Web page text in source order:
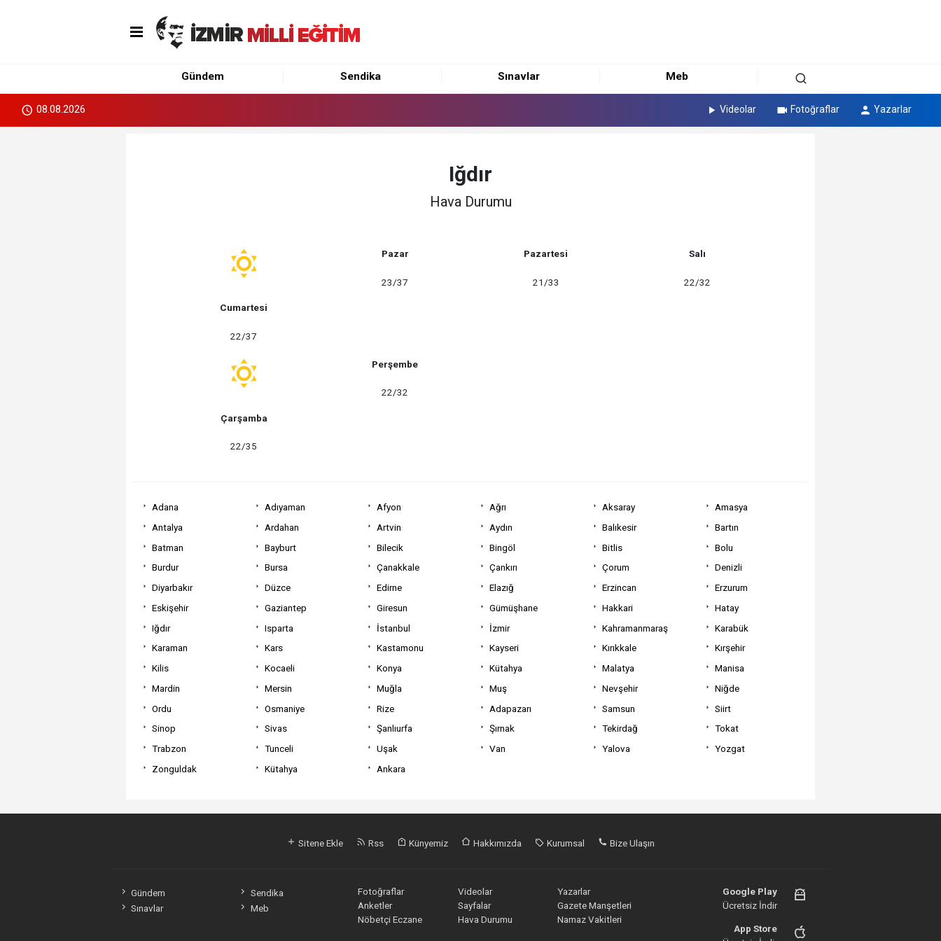
Gündem Sendika Sınavlar Meb
08.08.2026 Videolar Fotoğraflar Yazarlar
Iğdır
Hava Durumu
Cumartesi
22/37
Pazar
23/37
Pazartesi
21/33
Salı
22/32
Çarşamba
22/35
Perşembe
22/32
Adana Adıyaman Afyon Ağrı Aksaray
Amasya
Antalya
Ardahan Artvin Aydın Balıkesir
Bartın
Batman
Bayburt Bilecik Bingöl Bitlis
Bolu
Burdur
Bursa Çanakkale Çankırı Çorum
Denizli
Diyarbakır
Düzce Edirne Elazığ Erzincan
Erzurum
Eskişehir
Gaziantep Giresun Gümüşhane Hakkari
Hatay
Iğdır
Isparta İstanbul İzmir Kahramanmaraş
Karabük
Karaman
Kars Kastamonu Kayseri Kırıkkale
Kırşehir
Kilis
Kocaeli Konya Kütahya Malatya
Manisa
Mardin
Mersin Muğla Muş Nevşehir
Niğde
Ordu
Osmaniye Rize Adapazarı Samsun
Siirt
Sinop
Sivas Şanlıurfa Şırnak Tekirdağ
Tokat
Trabzon
Tunceli Uşak Van Yalova
Yozgat
Zonguldak
Kütahya Ankara
Sitene Ekle Rss Künyemiz Hakkımızda Kurumsal Bize Ulaşın
Gündem
Sendika
Sınavlar
Meb
Fotoğraflar Videolar
Yazarlar
Anketler
Sayfalar
Gazete Manşetleri
Nöbetçi Eczane
Hava Durumu Namaz Vakitleri
Google Play
Ücretsiz İndir
App Store